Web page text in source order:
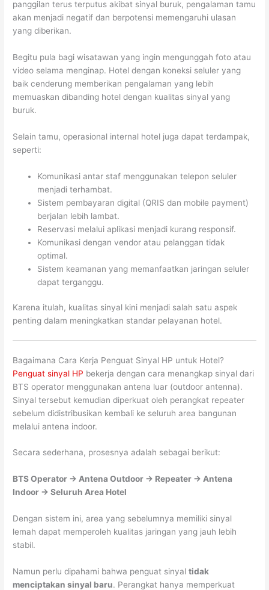
panggilan terus terputus akibat sinyal buruk, pengalaman tamu
akan menjadi negatif dan berpotensi memengaruhi ulasan
yang diberikan.
Begitu pula bagi wisatawan yang ingin mengunggah foto atau
video selama menginap. Hotel dengan koneksi seluler yang
baik cenderung memberikan pengalaman yang lebih
memuaskan dibanding hotel dengan kualitas sinyal yang
buruk.
Selain tamu, operasional internal hotel juga dapat terdampak,
seperti:
Komunikasi antar staf menggunakan telepon seluler
menjadi terhambat.
Sistem pembayaran digital (QRIS dan mobile payment)
berjalan lebih lambat.
Reservasi melalui aplikasi menjadi kurang responsif.
Komunikasi dengan vendor atau pelanggan tidak
optimal.
Sistem keamanan yang memanfaatkan jaringan seluler
dapat terganggu.
Karena itulah, kualitas sinyal kini menjadi salah satu aspek
penting dalam meningkatkan standar pelayanan hotel.
Bagaimana Cara Kerja Penguat Sinyal HP untuk Hotel?
Penguat sinyal HP bekerja dengan cara menangkap sinyal dari
BTS operator menggunakan antena luar (outdoor antenna).
Sinyal tersebut kemudian diperkuat oleh perangkat repeater
sebelum didistribusikan kembali ke seluruh area bangunan
melalui antena indoor.
Secara sederhana, prosesnya adalah sebagai berikut:
BTS Operator → Antena Outdoor → Repeater → Antena
Indoor → Seluruh Area Hotel
Dengan sistem ini, area yang sebelumnya memiliki sinyal
lemah dapat memperoleh kualitas jaringan yang jauh lebih
stabil.
Namun perlu dipahami bahwa penguat sinyaltidak
menciptakan sinyal baru. Perangkat hanya memperkuat